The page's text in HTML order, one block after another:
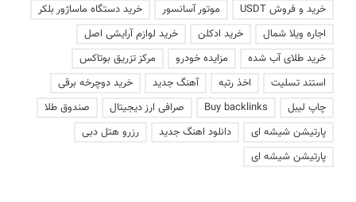
خرید و فروش USDT موتور آسانسور
خرید دستگاه ماساژور بلکر
اجاره ویلا شمال
خرید ادکلن
خرید لوازم آرایشی اصل
خرید طلای آب شده
مزایده خودرو
مرکز تزریق بوتاکس
استند تسلیت
اخذ رتبه آهنگ جدید
خرید دوچرخه برقی
چاپ لیبل
Buy backlinks صرافی ارز دیجیتال
صندوق طلا
پارتیشن شیشه ای
دانلود اهنگ جدید
رزرو هتل دبی
پارتیشن شیشه ای